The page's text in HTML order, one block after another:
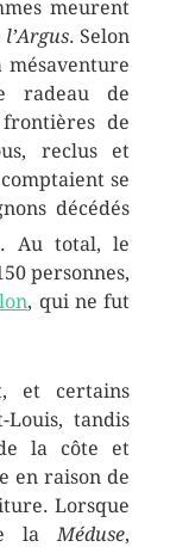
meurent
l’Argus. Selon
radeau de
de
reclus et
se
décédés
. Au total, le
personnes,
, qui ne fut
et certains
Louis, tandis
la côte et
en raison de
Lorsque
la Méduse,